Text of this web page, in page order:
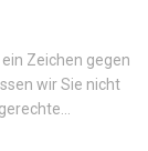
Zeichen gegen
wir Sie nicht